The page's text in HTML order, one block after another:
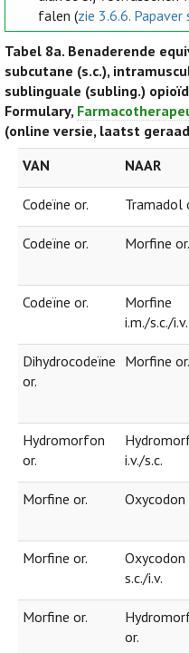
falen (zie 3.6.6.
Tabel 8a. Benaderende
subcutane (s.c.),
sublinguale (subling.)
Formulary,
(online versie, laatst
VAN
NAAR
Codeïne or. Tramadol
Codeïne or. Morfine or.
Codeïne or.
Morfine
i.m./s.c./i.v.
Dihydrocodeïne
or.
Morfine or.
Hydromorfon
or.
i.v./s.c.
Morfine or. Oxycodon
Morfine or.
Oxycodon
s.c./i.v.
Morfine or.
or.